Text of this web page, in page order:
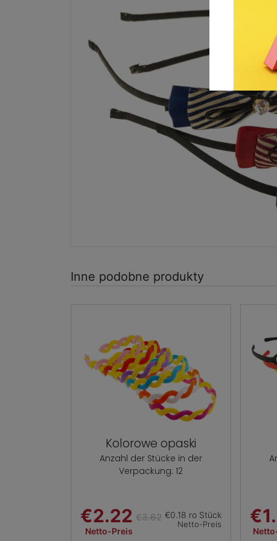
Inne podobne produkty
Kolorowe opaski
Anzahl der Stücke in der
Verpackung: 12
€2.22
Netto-Preis
€3.62 €0.18 ro Stück
Netto-Preis